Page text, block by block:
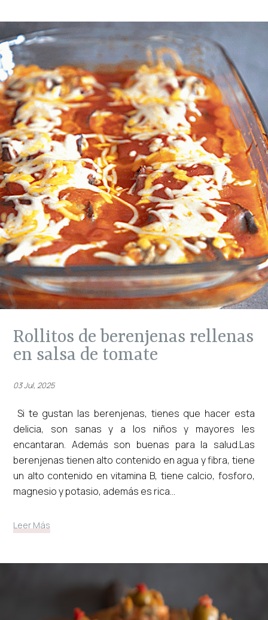
rollitos de berenjenas rellenas
en salsa de tomate
03 Jul, 2025
Si te gustan las berenjenas, tienes que hacer esta
delicia, son sanas y a los niños y mayores les
encantaran. Además son buenas para la salud.Las
berenjenas tienen alto contenido en agua y fibra, tiene
un alto contenido en vitamina B, tiene calcio, fosforo,
magnesio y potasio, además es rica...
Leer Más